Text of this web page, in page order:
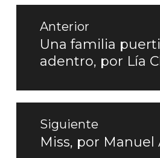
Navegación
entradas
Anterior
Entrada
anterior:
Una familia
adentro, por Lía
Siguiente
Entrada
Miss, por Manuel